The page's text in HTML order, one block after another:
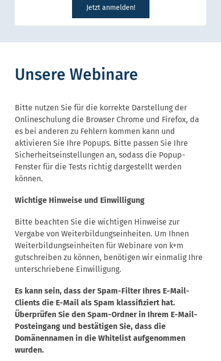
Jetzt anmelden!
Unsere Webinare
Bitte nutzen Sie für die korrekte Darstellung der
Onlineschulung die Browser Chrome und Firefox, da
es bei anderen zu Fehlern kommen kann und
aktivieren Sie Ihre Popups. Bitte passen Sie Ihre
Sicherheitseinstellungen an, sodass die Popup-
Fenster für die Tests richtig dargestellt werden
können.
Wichtige Hinweise und Einwilligung
Bitte beachten Sie die wichtigen Hinweise zur
Vergabe von Weiterbildungseinheiten. Um Ihnen
Weiterbildungseinheiten für Webinare von k+m
gutschreiben zu können, benötigen wir einmalig Ihre
unterschriebene Einwilligung.
Es kann sein, dass der Spam-Filter Ihres E-Mail-
Clients die E-Mail als Spam klassifiziert hat.
Überprüfen Sie den Spam-Ordner in Ihrem E-Mail-
Posteingang und bestätigen Sie, dass die
Domänennamen in die Whitelist aufgenommen
wurden.